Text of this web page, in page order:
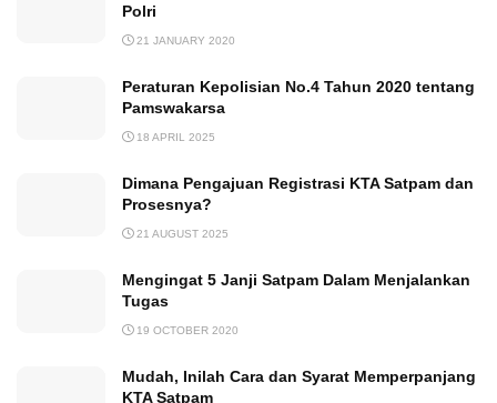
Polri
21 JANUARY 2020
Peraturan Kepolisian No.4 Tahun 2020 tentang
Pamswakarsa
18 APRIL 2025
Dimana Pengajuan Registrasi KTA Satpam dan
Prosesnya?
21 AUGUST 2025
Mengingat 5 Janji Satpam Dalam Menjalankan
Tugas
19 OCTOBER 2020
Mudah, Inilah Cara dan Syarat Memperpanjang
KTA Satpam